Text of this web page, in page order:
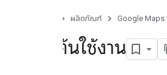
ผลิตภัณฑ์ Google Maps
เริ่มต้นใช้งาน